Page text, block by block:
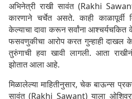
अभिनेत्री राखी सावंत (Rakhi
कारणाने चर्चेत असते. काही काळापूर्वी
केल्याचा दावा करून सर्वांना आश्चर्यचकित
फसवणुकीचा आरोप करत गुन्हाही दाखल
तुरुंगाची हवा खावी लागली. आता
झोतात आला आहे.
मिळालेल्या माहितीनुसार, चेक बाऊन्स
सावंत (Rakhi Sawant) याला